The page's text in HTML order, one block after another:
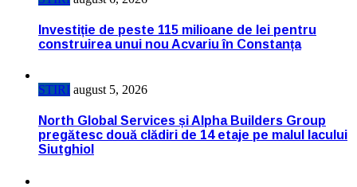
Investiție de peste 115 milioane de lei pentru
construirea unui nou Acvariu în Constanța
STIRI august 5, 2026
North Global Services și Alpha Builders Group
pregătesc două clădiri de 14 etaje pe malul lacului
Siutghiol